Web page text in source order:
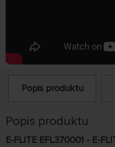
Popis produktu
Popis produktu
E-FLITE EFL370001 - E-